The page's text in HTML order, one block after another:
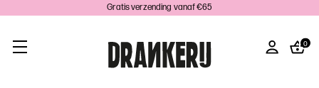
Gratis verzending vanaf €65
0